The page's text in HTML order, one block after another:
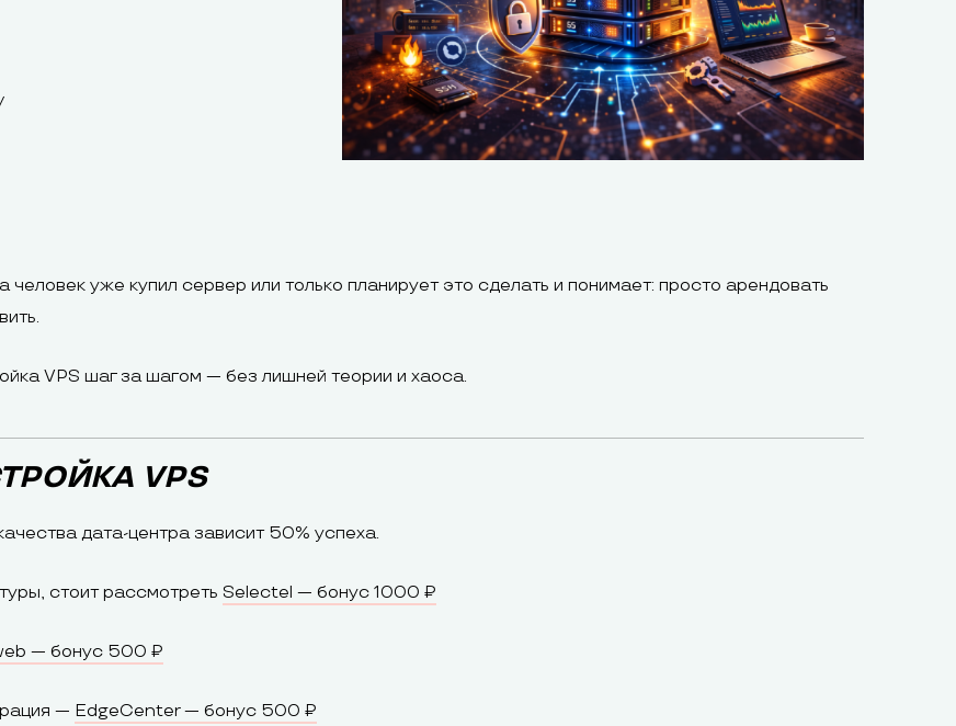
человек уже купил сервер или только планирует это сделать и понимает: просто арендовать
VPS шаг за шагом — без лишней теории и хаоса.
VPS
дата-центра зависит 50% успеха.
стоит рассмотреть Selectel — бонус 1000 ₽
— бонус 500 ₽
— EdgeCenter — бонус 500 ₽